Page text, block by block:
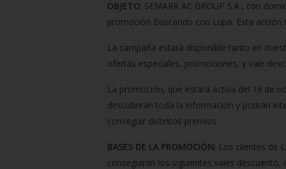
OBJETO: SEMARK AC GROUP S.A., con
promoción Buscando con Lupa. Esta
La campaña estará disponible tanto en
ofertas especiales, promociones, y vale
La promoción, que estará activa del 16 de
descubrirán toda la información y podrán
conseguir distintos premios.
BASES DE LA PROMOCIÓN: Los clientes de
conseguirán los siguientes vales